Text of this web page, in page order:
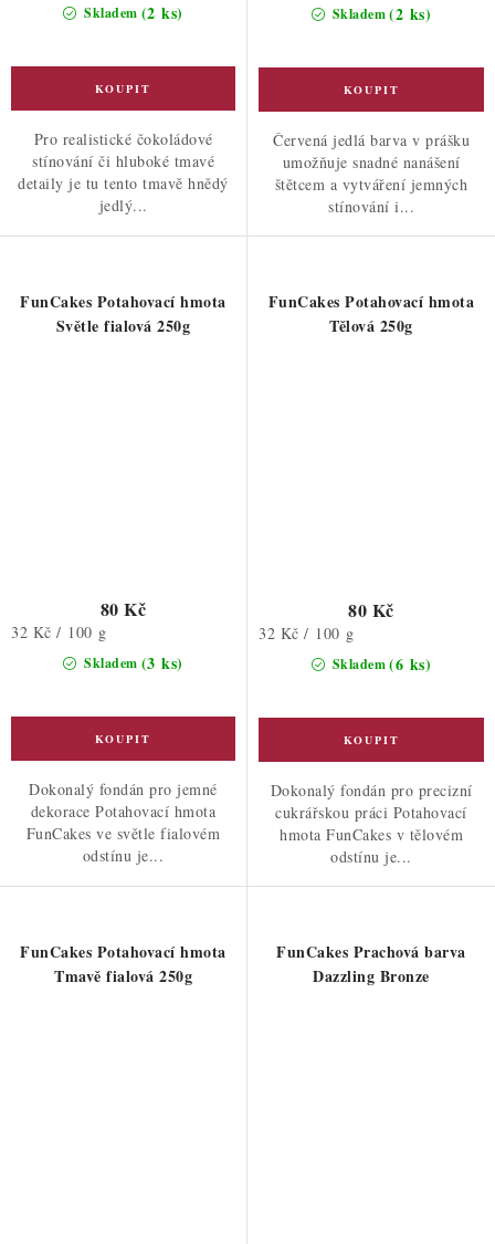
Skladem (2 ks)
Pro realistické čokoládové
stínování či hluboké tmavé
detaily je tu tento tmavě hnědý
jedlý...
Skladem(2 ks)
Červená jedlá barva v prášku
umožňuje snadné nanášení
štětcem a vytváření jemných
stínování i...
FunCakes Potahovací hmota
Světle fialová 250g
Skladem (3 ks)
80 Kč
Měrná
32 Kč / 100 g
Dokonalý fondán pro jemné
dekorace Potahovací hmota
FunCakes ve světle fialovém
odstínu je...
FunCakes Potahovací hmota
Tělová 250g
Skladem(6 ks)
80 Kč
Měrná
32 Kč / 100 g
Dokonalý fondán pro precizní
cukrářskou práci Potahovací
hmota FunCakes v tělovém
odstínu je...
FunCakes Potahovací hmota
Tmavě fialová 250g
FunCakes Prachová barva
Dazzling Bronze